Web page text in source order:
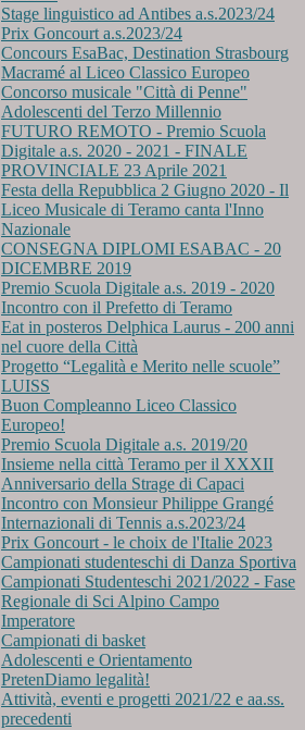
Stage linguistico ad Antibes a.s.2023/24
Prix Goncourt a.s.2023/24
Concours EsaBac, Destination Strasbourg
Macramé al Liceo Classico Europeo
Concorso musicale "Città di Penne"
Adolescenti del Terzo Millennio
FUTURO REMOTO - Premio Scuola
Digitale a.s. 2020 - 2021 - FINALE
PROVINCIALE 23 Aprile 2021
Festa della Repubblica 2 Giugno 2020 - Il
Liceo Musicale di Teramo canta l'Inno
Nazionale
CONSEGNA DIPLOMI ESABAC - 20
DICEMBRE 2019
Premio Scuola Digitale a.s. 2019 - 2020
Incontro con il Prefetto di Teramo
Eat in posteros Delphica Laurus - 200 anni
nel cuore della Città
Progetto “Legalità e Merito nelle scuole”
LUISS
Buon Compleanno Liceo Classico
Europeo!
Premio Scuola Digitale a.s. 2019/20
Insieme nella città Teramo per il XXXII
Anniversario della Strage di Capaci
Incontro con Monsieur Philippe Grangé
Internazionali di Tennis a.s.2023/24
Prix Goncourt - le choix de l'Italie 2023
Campionati studenteschi di Danza Sportiva
Campionati Studenteschi 2021/2022 - Fase
Regionale di Sci Alpino Campo
Imperatore
Campionati di basket
Adolescenti e Orientamento
PretenDiamo legalità!
Attività, eventi e progetti 2021/22 e aa.ss.
precedenti